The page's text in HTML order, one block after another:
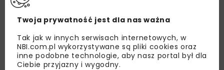
Zapoznałam/em się zPolityką Prywatności
Regulaminem oraz wyrażam zgodę na otrzymywanie na
podany przeze mnie adres e-mail korespondencji
handlowej w postaci newslettera.
Twoja prywatność jest dla nas ważna
Tak jak w innych serwisach internetowych, w
NBI.com.pl wykorzystywane są pliki cookies oraz
inne podobne technologie, aby nasz portal był dla
Ciebie przyjazny i wygodny.